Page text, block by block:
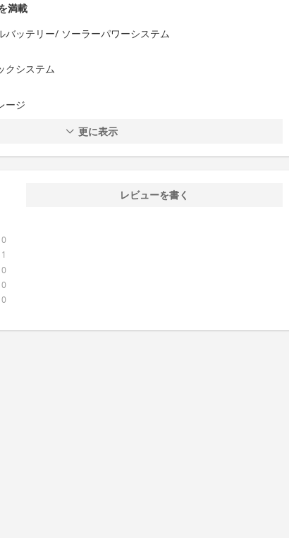
満載
バッテリー/ ソーラーパワーシステム
クシステム
ージ
更に表示
0
1
0
0
0
レビューを書く